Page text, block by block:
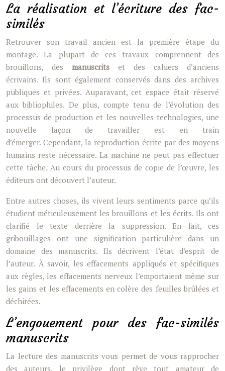
La réalisation et l’écriture des fac-
similés
Retrouver son travail ancien est la première étape du
montage. La plupart de ces travaux comprennent des
brouillons, des manuscrits et des cahiers d’anciens
écrivains. Ils sont également conservés dans des archives
publiques et privées. Auparavant, cet espace était réservé
aux bibliophiles. De plus, compte tenu de l’évolution des
processus de production et les nouvelles technologies, une
nouvelle façon de travailler est en train
d’émerger. Cependant, la reproduction écrite par des moyens
humains reste nécessaire. La machine ne peut pas effectuer
cette tâche. Au cours du processus de copie de l’œuvre, les
éditeurs ont découvert l’auteur.
Entre autres choses, ils vivent leurs sentiments parce qu’ils
étudient méticuleusement les brouillons et les écrits. Ils ont
clarifié le texte derrière la suppression. En fait, ces
gribouillages ont une signification particulière dans un
domaine des manuscrits. Ils décrivent l’état d’esprit de
l’auteur. À savoir, les effacements appliqués et spécifiques
aux règles, les effacements nerveux l’emportaient même sur
les gains et les effacements en colère des feuilles brûlées et
déchirées.
L’engouement pour des fac-similés
manuscrits
La lecture des manuscrits vous permet de vous rapprocher
des auteurs, le privilège dont rêve tout amateur de